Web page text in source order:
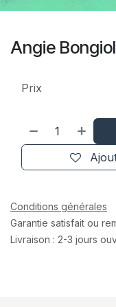
Angie
Prix
Conditions générales
Garantie satisfait ou
Livraison : 2-3 jours